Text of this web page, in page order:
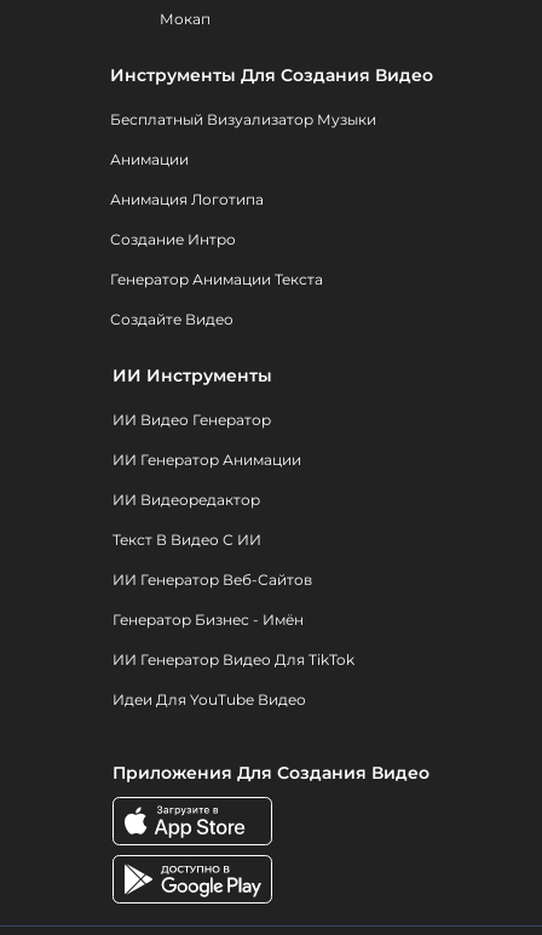
Мокап
Инструменты Для Создания Видео
Бесплатный Визуализатор Музыки
Анимации
Анимация Логотипа
Создание Интро
Генератор Анимации Текста
Создайте Видео
ИИ Инструменты
ИИ Видео Генератор
ИИ Генератор Анимации
ИИ Видеоредактор
Текст В Видео С ИИ
ИИ Генератор Веб-Сайтов
Генератор Бизнес - Имён
ИИ Генератор Видео Для TikTok
Идеи Для YouTube Видео
Приложения Для Создания Видео